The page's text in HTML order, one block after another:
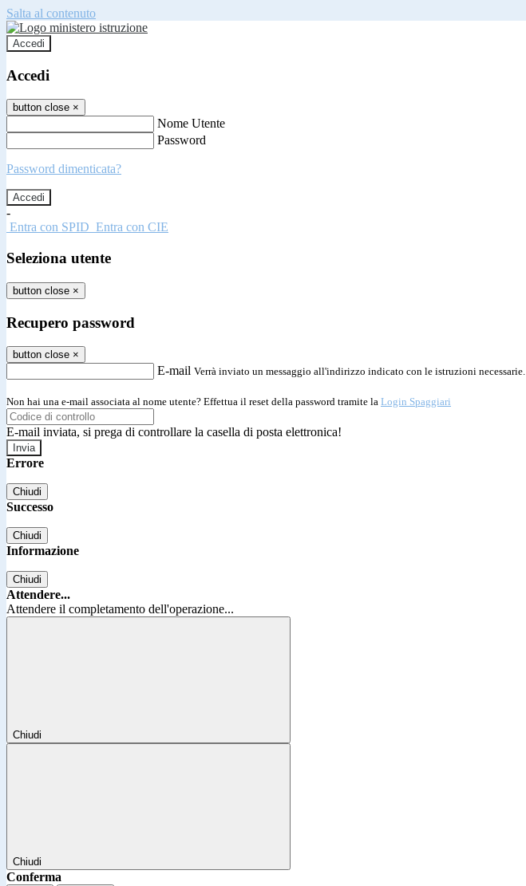
Salta al contenuto
Accedi
Accedi
button close ×
Nome Utente
Password
Password dimenticata?
-
Entra con SPID Entra con CIE
Seleziona utente
button close ×
Recupero password
button close ×
E-mail Verrà inviato un messaggio all'indirizzo indicato con le istruzioni necessarie.
Non hai una e-mail associata al nome utente? Effettua il reset della password tramite la Login Spaggiari
E-mail inviata, si prega di controllare la casella di posta elettronica!
Errore
Chiudi
Successo
Chiudi
Informazione
Chiudi
Attendere...
Attendere il completamento dell'operazione...
Chiudi
Chiudi
Conferma